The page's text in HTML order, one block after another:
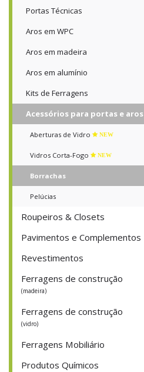
Portas Técnicas
Aros em WPC
Aros em madeira
Aros em alumínio
Kits de Ferragens
Acessórios para portas e aros
Aberturas de Vidro NEW
Vidros Corta-Fogo NEW
Borrachas
Pelúcias
Roupeiros & Closets
Pavimentos e Complementos
Revestimentos
Ferragens de construção
(madeira)
Ferragens de construção
(vidro)
Ferragens Mobiliário
Produtos Químicos